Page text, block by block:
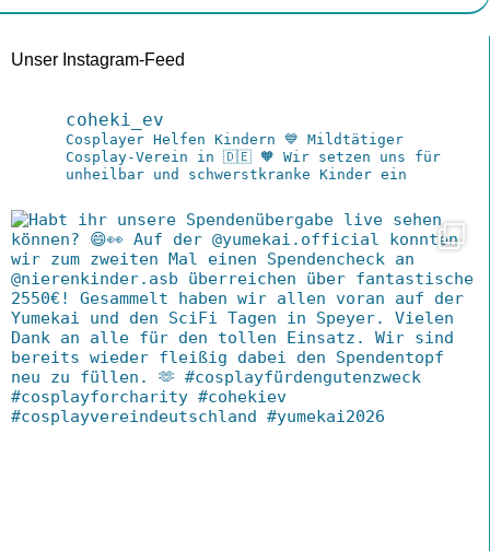
Unser Instagram-Feed
coheki_ev
Cosplayer Helfen Kindern 💙 Mildtätiger
Cosplay-Verein in 🇩🇪 🧡 Wir setzen uns für
unheilbar und schwerstkranke Kinder ein